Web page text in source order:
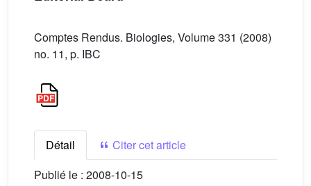
Comptes Rendus. Biologies, Volume 331 (2008)
no. 11, p. IBC
Détail
Citer cet article
Publié le : 2008-10-15